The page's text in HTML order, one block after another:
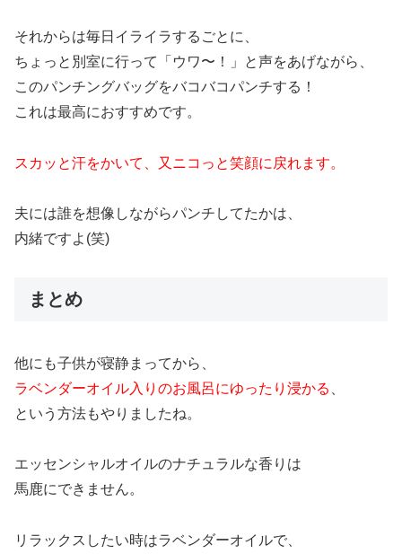
それからは毎日イライラするごとに、
ちょっと別室に行って「ウワ〜！」と声をあげながら、
このパンチングバッグをバコバコパンチする！
これは最高におすすめです。
スカッと汗をかいて、又ニコっと笑顔に戻れます。
夫には誰を想像しながらパンチしてたかは、
内緒ですよ(笑)
まとめ
他にも子供が寝静まってから、
ラベンダーオイル入りのお風呂にゆったり浸かる
という方法もやりましたね。
エッセンシャルオイルのナチュラルな香りは
馬鹿にできません。
リラックスしたい時はラベンダーオイルで、